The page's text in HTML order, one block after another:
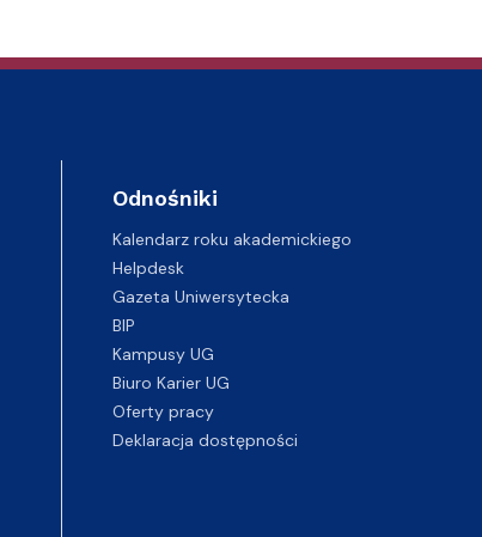
Odnośniki
Kalendarz roku akademickiego
Helpdesk
Gazeta Uniwersytecka
BIP
Kampusy UG
Biuro Karier UG
Oferty pracy
Deklaracja dostępności